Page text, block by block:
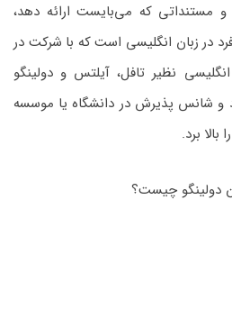
مستنداتی که می‌بایست ارائه دهد،
در زبان انگلیسی است که با شرکت در
نظیر تافل، آیلتس و دولینگو
و شانس پذیرش در دانشگاه یا موسسه
برد.
دولینگو چیست؟